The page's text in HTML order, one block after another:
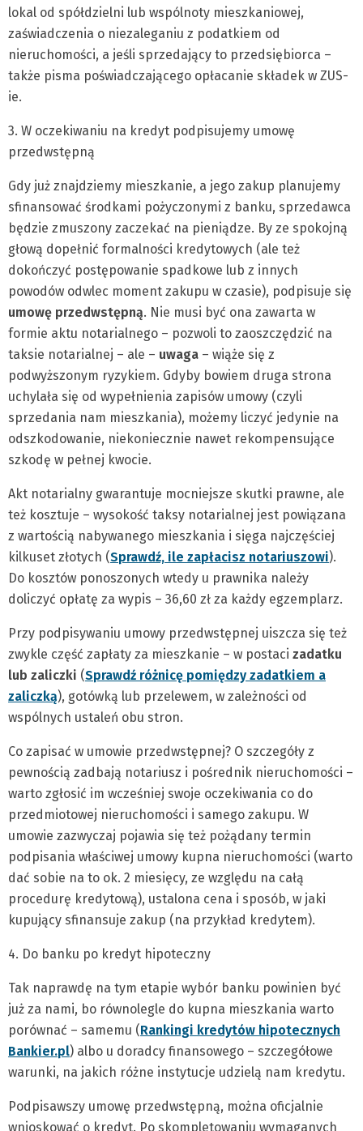
lokal od spółdzielni lub wspólnoty mieszkaniowej,
zaświadczenia o niezaleganiu z podatkiem od
nieruchomości, a jeśli sprzedający to przedsiębiorca –
także pisma poświadczającego opłacanie składek w ZUS-
ie.
3. W oczekiwaniu na kredyt podpisujemy umowę
przedwstępną
Gdy już znajdziemy mieszkanie, a jego zakup planujemy
sfinansować środkami pożyczonymi z banku, sprzedawca
będzie zmuszony zaczekać na pieniądze. By ze spokojną
głową dopełnić formalności kredytowych (ale też
dokończyć postępowanie spadkowe lub z innych
powodów odwlec moment zakupu w czasie), podpisuje się
umowę przedwstępną. Nie musi być ona zawarta w
formie aktu notarialnego – pozwoli to zaoszczędzić na
taksie notarialnej – ale – uwaga – wiąże się z
podwyższonym ryzykiem. Gdyby bowiem druga strona
uchylała się od wypełnienia zapisów umowy (czyli
sprzedania nam mieszkania), możemy liczyć jedynie na
odszkodowanie, niekoniecznie nawet rekompensujące
szkodę w pełnej kwocie.
Akt notarialny gwarantuje mocniejsze skutki prawne, ale
też kosztuje – wysokość taksy notarialnej jest powiązana
z wartością nabywanego mieszkania i sięga najczęściej
kilkuset złotych (Sprawdź, ile zapłacisz notariuszowi).
Do kosztów ponoszonych wtedy u prawnika należy
doliczyć opłatę za wypis – 36,60 zł za każdy egzemplarz.
Przy podpisywaniu umowy przedwstępnej uiszcza się też
zwykle część zapłaty za mieszkanie – w postaci zadatku
lub zaliczki (Sprawdź różnicę pomiędzy zadatkiem a
zaliczką), gotówką lub przelewem, w zależności od
wspólnych ustaleń obu stron.
Co zapisać w umowie przedwstępnej? O szczegóły z
pewnością zadbają notariusz i pośrednik nieruchomości –
warto zgłosić im wcześniej swoje oczekiwania co do
przedmiotowej nieruchomości i samego zakupu. W
umowie zazwyczaj pojawia się też pożądany termin
podpisania właściwej umowy kupna nieruchomości (warto
dać sobie na to ok. 2 miesięcy, ze względu na całą
procedurę kredytową), ustalona cena i sposób, w jaki
kupujący sfinansuje zakup (na przykład kredytem).
4. Do banku po kredyt hipoteczny
Tak naprawdę na tym etapie wybór banku powinien być
już za nami, bo równolegle do kupna mieszkania warto
porównać – samemu (Rankingi kredytów hipotecznych
Bankier.pl) albo u doradcy finansowego – szczegółowe
warunki, na jakich różne instytucje udzielą nam kredytu.
Podpisawszy umowę przedwstępną, można oficjalnie
wnioskować o kredyt. Po skompletowaniu wymaganych